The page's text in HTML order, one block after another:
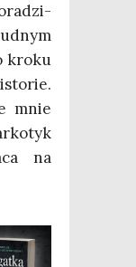
kro­ku
mnie
na